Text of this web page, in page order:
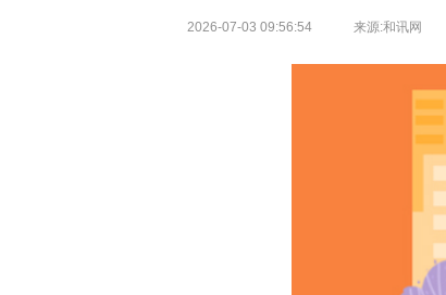
2026-07-03 09:56:54 来源:和讯网